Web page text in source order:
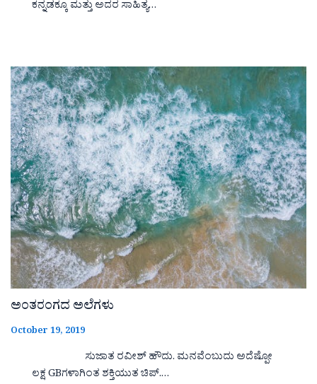
ಕನ್ನಡಕ್ಕೂ ಮತ್ತು ಅದರ ಸಾಹಿತ್ಯ…
ಅಂತರಂಗದ ಅಲೆಗಳು
October 19, 2019
ಸುಜಾತ ರವೀಶ್ ಹೌದು. ಮನವೆಂಬುದು ಅದೆಷ್ಪೋ
ಲಕ್ಷ GBಗಳಾಗಿಂತ ಶಕ್ತಿಯುತ ಚಿಪ್.…